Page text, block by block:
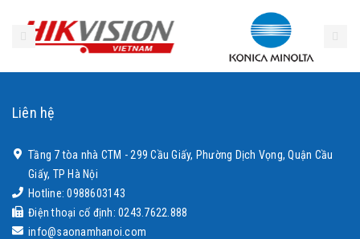
Liên hệ
Tầng 7 tòa nhà CTM - 299 Cầu Giấy, Phường Dịch Vọng, Quận Cầu
Giấy, TP Hà Nội
Hotline: 0988603143
Điện thoại cố định: 0243.7622.888
info@saonamhanoi.com